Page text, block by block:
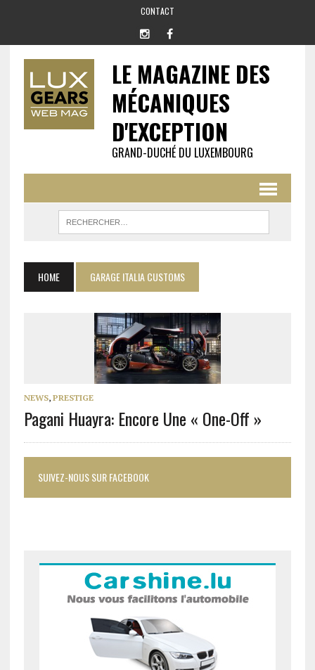
CONTACT
LE MAGAZINE DES
MÉCANIQUES
D'EXCEPTION
GRAND-DUCHÉ DU LUXEMBOURG
HOME GARAGE ITALIA CUSTOMS
NEWS, PRESTIGE
Pagani Huayra: Encore Une « One-Off »
SUIVEZ-NOUS SUR FACEBOOK